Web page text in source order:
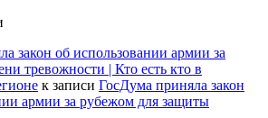
закон об использовании армии за
тревожности | Кто есть кто в
к записи ГосДума приняла закон
армии за рубежом для защиты